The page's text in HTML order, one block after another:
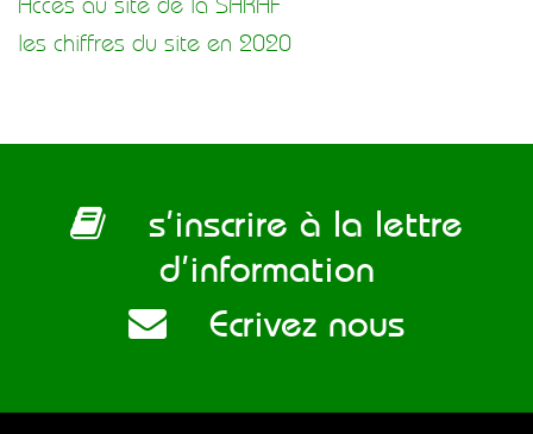
les chiffres du site en 2020
s’inscrire à la lettre
d’information
Ecrivez nous